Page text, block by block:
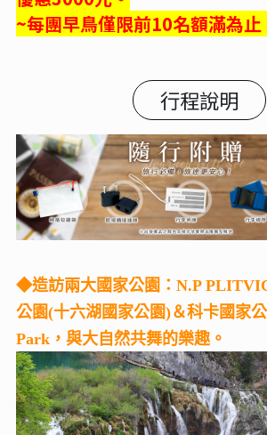
~每團早鳥僅限前10名額滿為止
行程說明
◆造訪兩大國家公園：N.P
公園(十六湖國家公園)＆科卡國家
Park，與大自然共舞的樂趣。